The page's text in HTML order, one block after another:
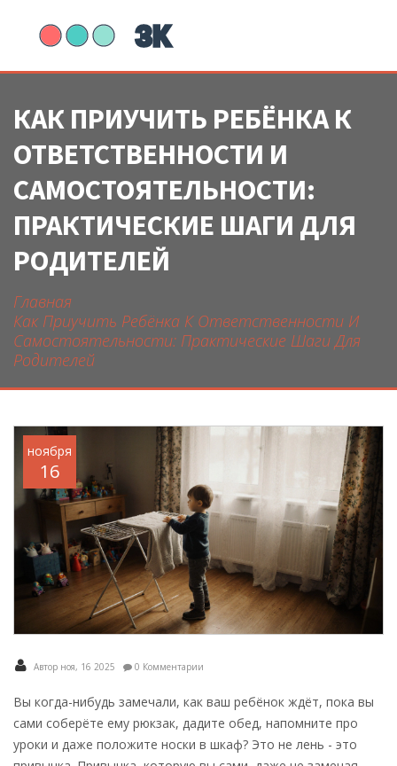
КАК ПРИУЧИТЬ РЕБЁНКА К
ОТВЕТСТВЕННОСТИ И
САМОСТОЯТЕЛЬНОСТИ:
ПРАКТИЧЕСКИЕ ШАГИ ДЛЯ
РОДИТЕЛЕЙ
Главная
Как Приучить Ребёнка К Ответственности И
Самостоятельности: Практические Шаги Для
Родителей
ноября
16
Автор ноя, 16 2025 0 Комментарии
Вы когда-нибудь замечали, как ваш ребёнок ждёт, пока вы
сами соберёте ему рюкзак, дадите обед, напомните про
уроки и даже положите носки в шкаф? Это не лень - это